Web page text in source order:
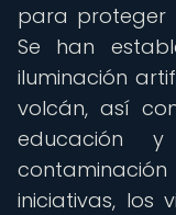
para proteger
Se han
iluminación
volcán, así
educación
iniciativas, los